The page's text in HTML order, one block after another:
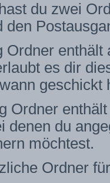
du zwei
den
Ordner
es dir
geschickt
Ordner
denen du
möchtest.
Ordner